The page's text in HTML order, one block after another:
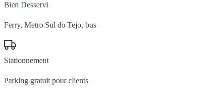
Bien Desservi
Ferry, Metro Sul do Tejo, bus
Stationnement
Parking gratuit pour clients